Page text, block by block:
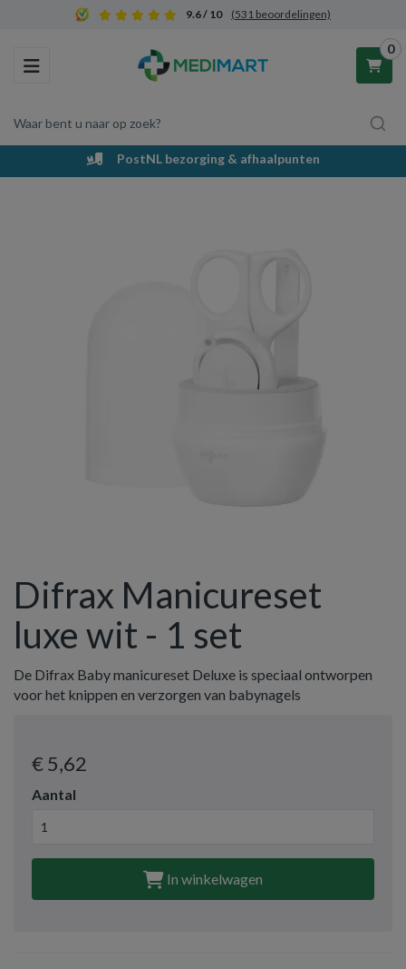
9.6 / 10 (531 beoordelingen)
Toggle navigation
Waar bent u naar op zoek?
0
Winkelwagen
PostNL bezorging & afhaalpunten
Difrax Manicureset
luxe wit - 1 set
De Difrax Baby manicureset Deluxe is speciaal ontworpen
voor het knippen en verzorgen van babynagels
€ 5,62
Aantal
In winkelwagen